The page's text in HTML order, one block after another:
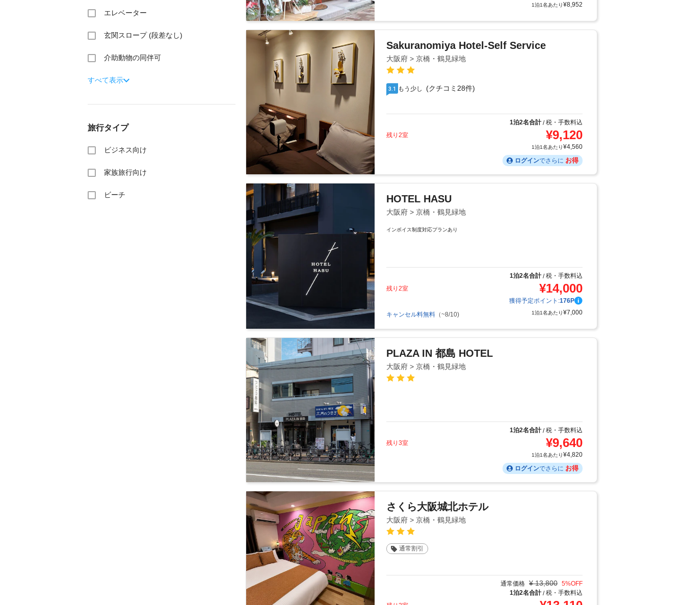
エレベーター
玄関スロープ (段差なし)
介助動物の同伴可
すべて表示
旅行タイプ
ビジネス向け
家族旅行向け
ビーチ
1泊1名あたり¥8,952
Sakuranomiya Hotel-Self Service
大阪府 > 京橋・鶴見緑地
3.1 もう少し (クチコミ28件)
1泊2名合計/税・手数料込
残り2室
¥9,120
1泊1名あたり¥4,560
ログインでさらに お得
HOTEL HASU
大阪府 > 京橋・鶴見緑地
インボイス制度対応プランあり
1泊2名合計/税・手数料込
残り2室
¥14,000
獲得予定ポイント:176P
キャンセル料無料 （~8/10) 1泊1名あたり¥7,000
PLAZA IN 都島 HOTEL
大阪府 > 京橋・鶴見緑地
1泊2名合計/税・手数料込
残り3室
¥9,640
1泊1名あたり¥4,820
ログインでさらに お得
さくら大阪城北ホテル
大阪府 > 京橋・鶴見緑地
通常割引
通常価格 ¥ 13,800 5%OFF
1泊2名合計/税・手数料込